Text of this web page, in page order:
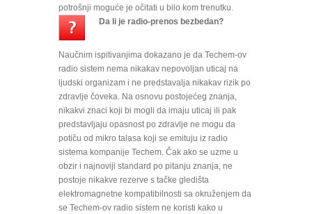
potrošnji moguće je očitati u bilo kom trenutku.
Da li je radio-prenos bezbedan?
Naučnim ispitivanjima dokazano je da Techem-ov
radio sistem nema nikakav nepovoljan uticaj na
ljudski organizam i ne predstavalja nikakav rizik po
zdravlje čoveka. Na osnovu postojećeg znanja,
nikakvi znaci koji bi mogli da imaju uticaj ili pak
predstavljaju opasnost po zdravlje ne mogu da
potiču od mikro talasa koji se emituju iz radio
sistema kompanije Techem. Čak ako se uzme u
obzir i najnoviji standard po pitanju znanja, ne
postoje nikakve rezerve s tačke gledišta
elektromagnetne kompatibilnosti sa okruženjem da
se Techem-ov radio sistem ne koristi kako u